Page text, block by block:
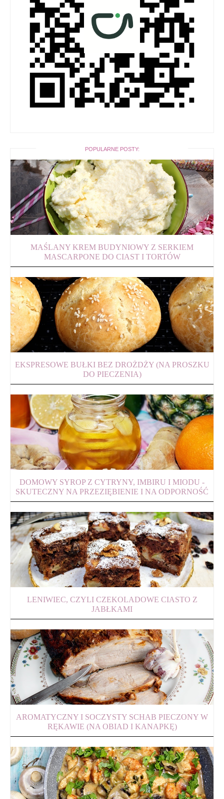
POPULARNE POSTY:
MAŚLANY KREM BUDYNIOWY Z SERKIEM
MASCARPONE DO CIAST I TORTÓW
EKSPRESOWE BUŁKI BEZ DROŻDŻY (NA PROSZKU
DO PIECZENIA)
DOMOWY SYROP Z CYTRYNY, IMBIRU I MIODU -
SKUTECZNY NA PRZEZIĘBIENIE I NA ODPORNOŚĆ
LENIWIEC, CZYLI CZEKOLADOWE CIASTO Z
JABŁKAMI
AROMATYCZNY I SOCZYSTY SCHAB PIECZONY W
RĘKAWIE (NA OBIAD I KANAPKĘ)